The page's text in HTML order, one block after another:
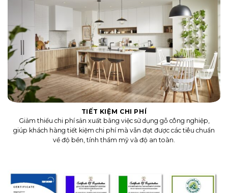
TIẾT KIỆM CHI PHÍ
Giảm thiểu chi phí sản xuất bằng việc sử dụng gỗ công nghiệp,
giúp khách hàng tiết kiệm chi phí mà vẫn đạt được các tiêu chuẩn
về độ bền, tính thẩm mỹ và độ an toàn.